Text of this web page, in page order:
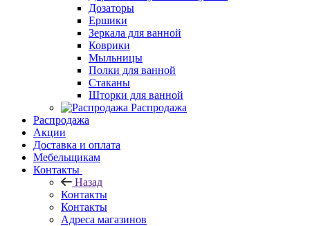
Дозаторы
Ершики
Зеркала для ванной
Коврики
Мыльницы
Полки для ванной
Стаканы
Шторки для ванной
Распродажа
Распродажа
Акции
Доставка и оплата
Мебельщикам
Контакты
Назад
Контакты
Контакты
Адреса магазинов